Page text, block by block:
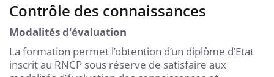
Contrôle des connaissances
Modalités d'évaluation
La formation permet l’obtention d’un diplôme d’Etat
inscrit au RNCP sous réserve de satisfaire aux